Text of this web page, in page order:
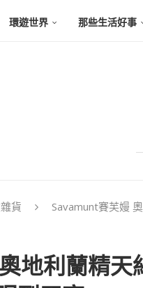
環遊世界 那些生活好事
貨
Savamunt賽芙嫚
地利蘭精